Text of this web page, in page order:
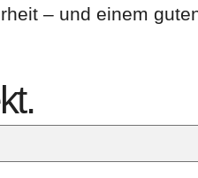
– und einem